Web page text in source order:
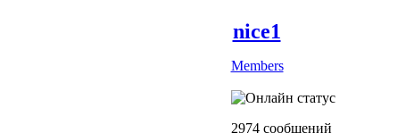
nice1
Members
2974 сообщений